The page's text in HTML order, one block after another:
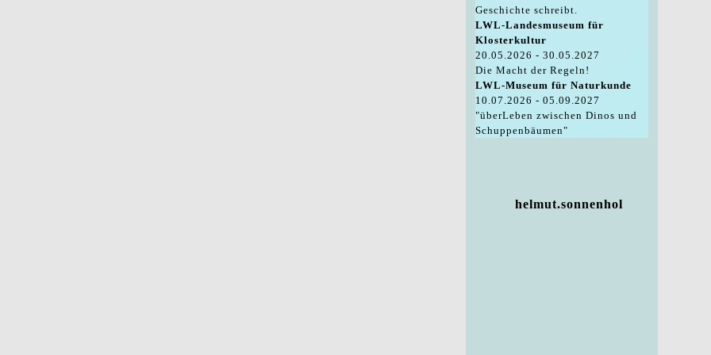
Geschichte schreibt.
LWL-Landesmuseum für
Klosterkultur
20.05.2026 - 30.05.2027
Die Macht der Regeln!
LWL-Museum für Naturkunde
10.07.2026 - 05.09.2027
"überLeben zwischen Dinos und
Schuppenbäumen"
helmut.sonnenhol